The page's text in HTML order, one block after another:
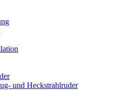
und Heckstrahlruder